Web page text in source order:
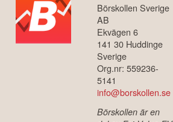
Börskollen Sverige
AB
Ekvägen 6
141 30 Huddinge
Sverige
Org.nr: 559236-
5141
info@borskollen.se
Börskollen är en